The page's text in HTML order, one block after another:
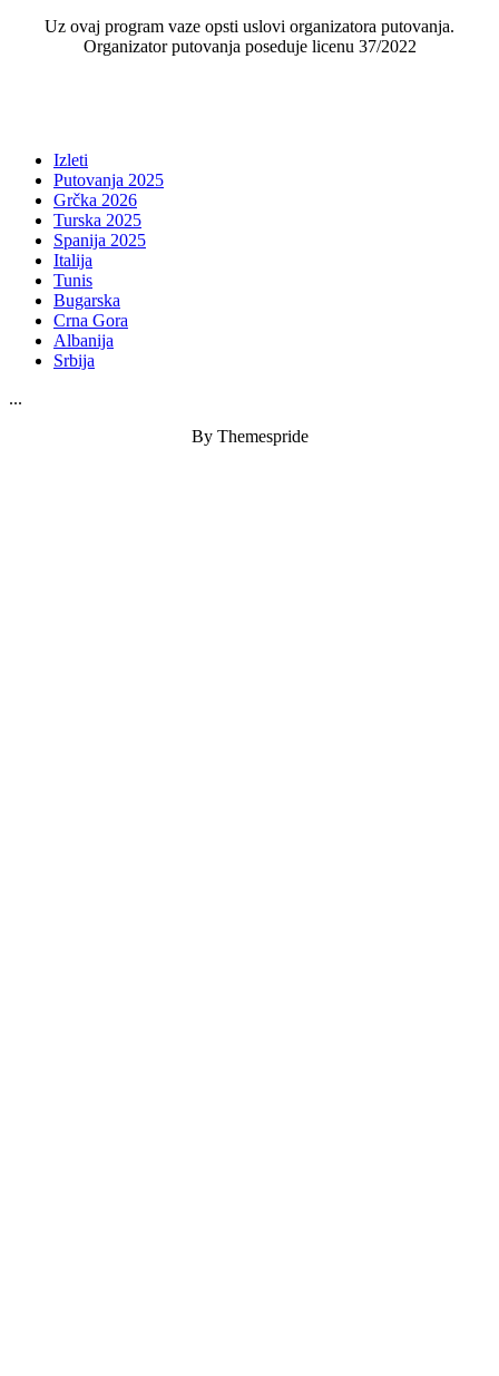
Uz ovaj program vaze opsti uslovi organizatora putovanja.
Organizator putovanja poseduje licenu 37/2022
Izleti
Putovanja 2025
Grčka 2026
Turska 2025
Spanija 2025
Italija
Tunis
Bugarska
Crna Gora
Albanija
Srbija
...
By Themespride